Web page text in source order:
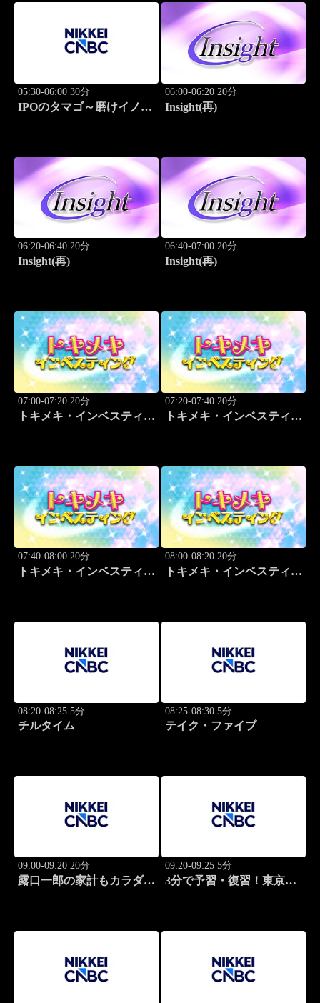
05:30-06:00 30分
IPOのタマゴ～磨けイノベ
06:00-06:20 20分
Insight(再)
06:20-06:40 20分
Insight(再)
06:40-07:00 20分
Insight(再)
07:00-07:20 20分
トキメキ・インベスティン
07:20-07:40 20分
トキメキ・インベスティン
07:40-08:00 20分
トキメキ・インベスティン
08:00-08:20 20分
トキメキ・インベスティン
08:20-08:25 5分
チルタイム
08:25-08:30 5分
テイク・ファイブ
09:00-09:20 20分
露口一郎の家計もカラダも
09:20-09:25 5分
3分で予習・復習！東京市